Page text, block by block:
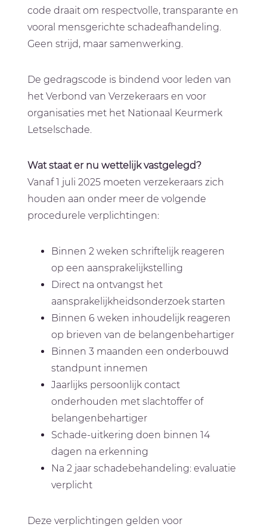
code draait om respectvolle, transparante en
vooral mensgerichte schadeafhandeling.
Geen strijd, maar samenwerking.
De gedragscode is bindend voor leden van
het Verbond van Verzekeraars en voor
organisaties met het Nationaal Keurmerk
Letselschade.
Wat staat er nu wettelijk vastgelegd?
Vanaf 1 juli 2025 moeten verzekeraars zich
houden aan onder meer de volgende
procedurele verplichtingen:
Binnen 2 weken schriftelijk reageren
op een aansprakelijkstelling
Direct na ontvangst het
aansprakelijkheidsonderzoek starten
Binnen 6 weken inhoudelijk reageren
op brieven van de belangenbehartiger
Binnen 3 maanden een onderbouwd
standpunt innemen
Jaarlijks persoonlijk contact
onderhouden met slachtoffer of
belangenbehartiger
Schade-uitkering doen binnen 14
dagen na erkenning
Na 2 jaar schadebehandeling: evaluatie
verplicht
Deze verplichtingen gelden voor